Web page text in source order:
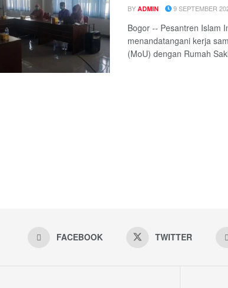
BY ADMIN 9 SEPTEMBER
Bogor -- Pesantren Islam
menandatangani kerja
(MoU) dengan Rumah
FACEBOOK TWITTER